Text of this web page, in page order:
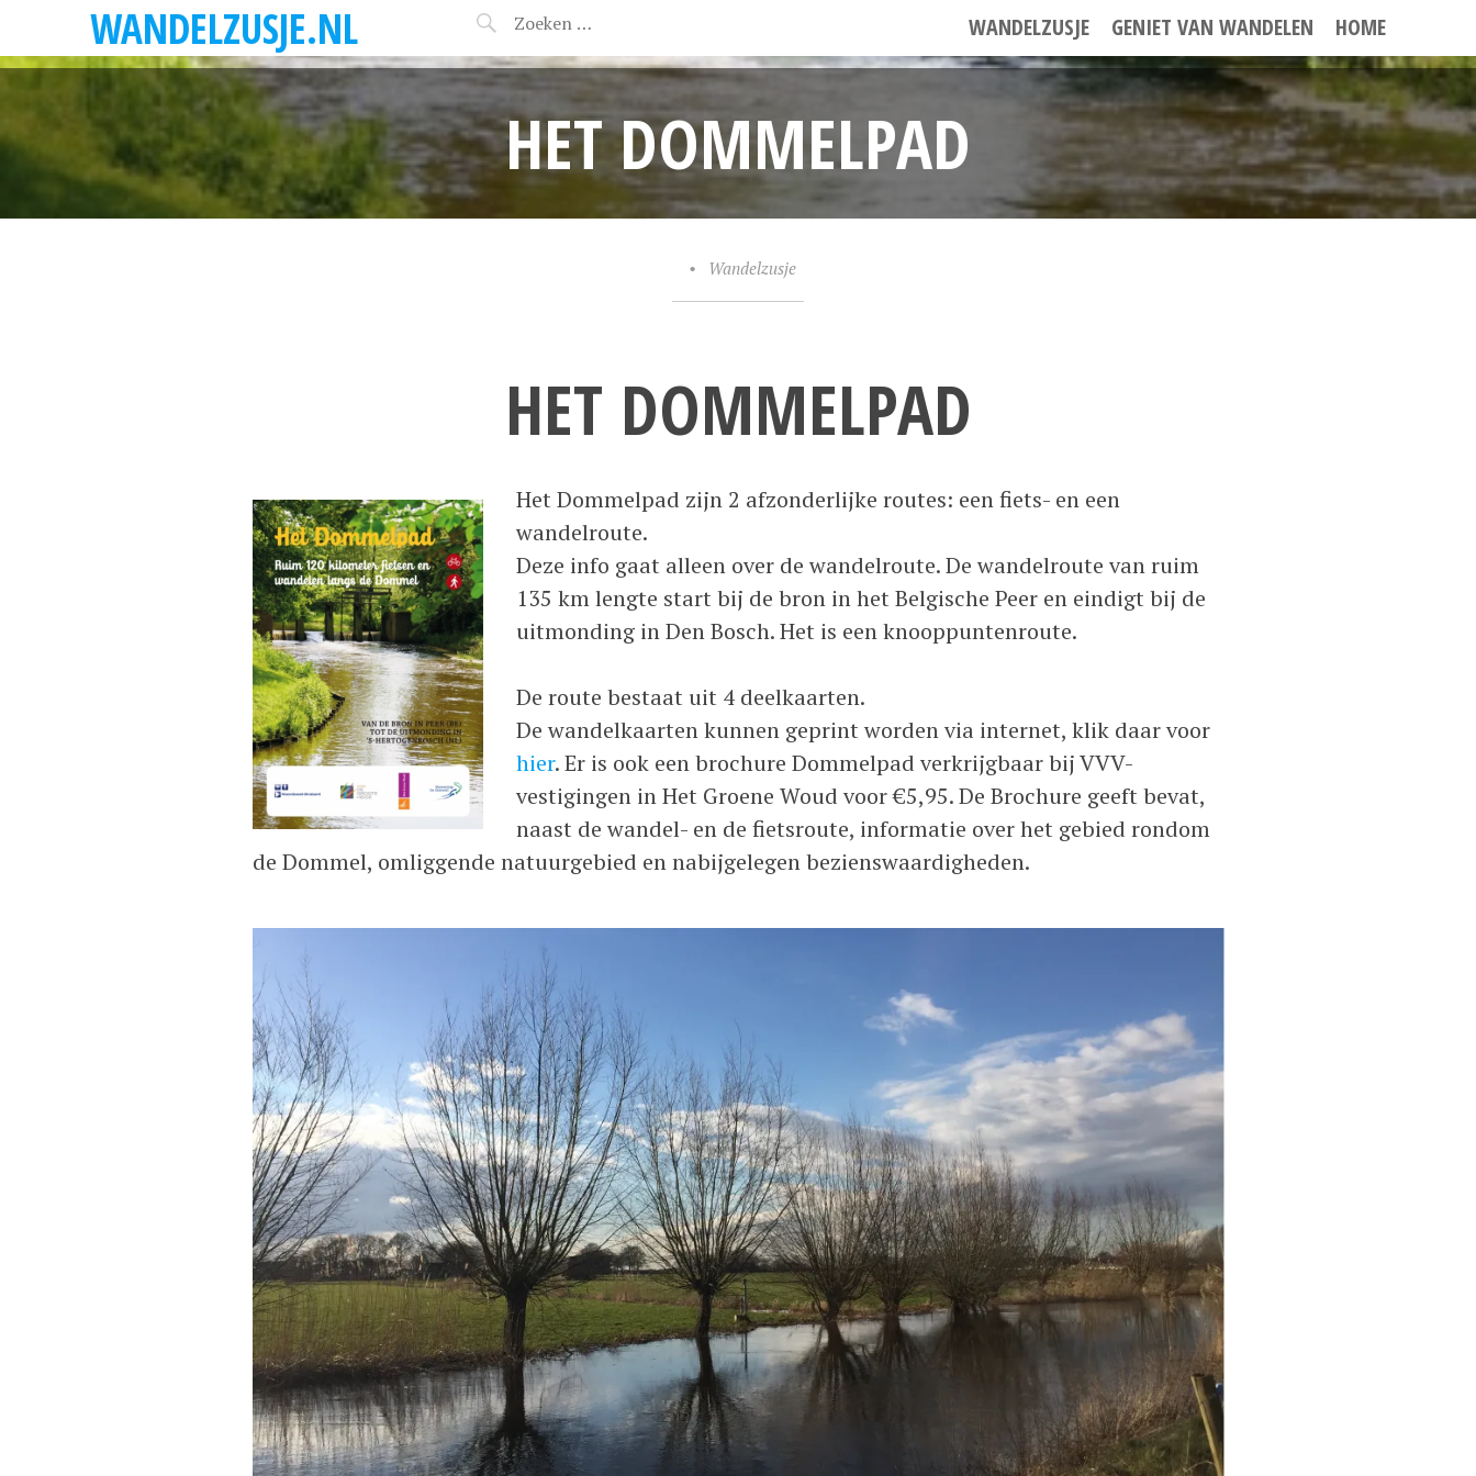
WANDELZUSJE.NL WANDELZUSJE GENIET VAN WANDELEN HOME
HET DOMMELPAD
• Wandelzusje
HET DOMMELPAD
Het Dommelpad zijn 2 afzonderlijke routes: een fiets- en een
wandelroute.
Deze info gaat alleen over de wandelroute. De wandelroute van ruim
135 km lengte start bij de bron in het Belgische Peer en eindigt bij de
uitmonding in Den Bosch. Het is een knooppuntenroute.
De route bestaat uit 4 deelkaarten.
De wandelkaarten kunnen geprint worden via internet, klik daar voor
hier. Er is ook een brochure Dommelpad verkrijgbaar bij VVV-
vestigingen in Het Groene Woud voor €5,95. De Brochure geeft bevat,
naast de wandel- en de fietsroute, informatie over het gebied rondom
de Dommel, omliggende natuurgebied en nabijgelegen bezienswaardigheden.